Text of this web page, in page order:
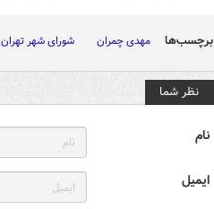
برچسب‌ها مهدی چمران شورای شهر تهران
نظر شما
نام
ایمیل